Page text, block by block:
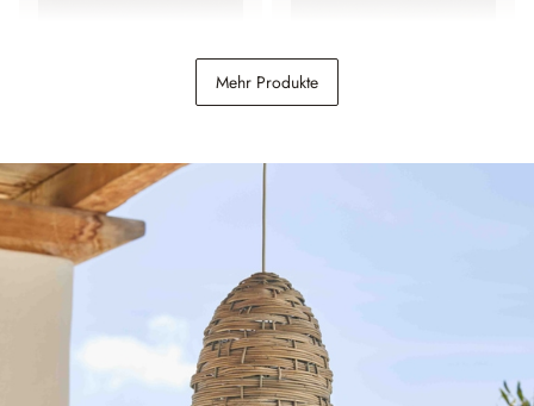
Serviette 4er Set Celorin Kissenhülle Ulderina
Mehr Produkte